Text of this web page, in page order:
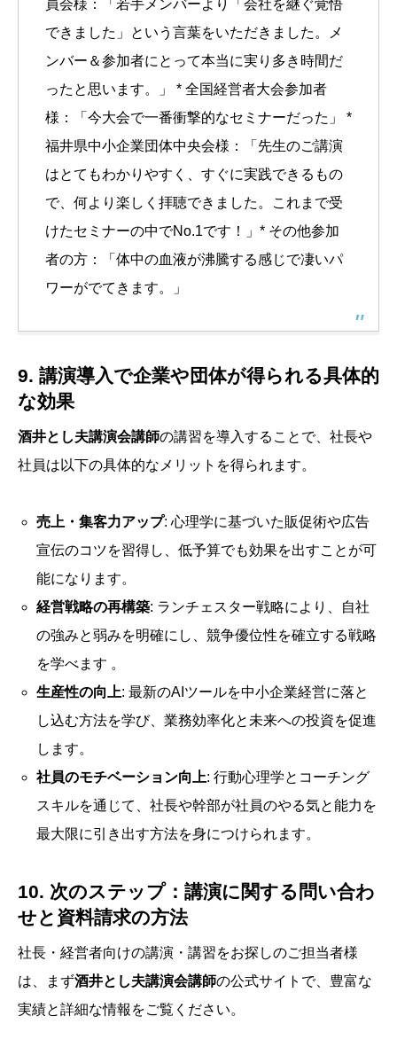
員会様：「若手メンバーより「会社を継ぐ覚悟
できました」という言葉をいただきました。メ
ンバー＆参加者にとって本当に実り多き時間だ
ったと思います。」 * 全国経営者大会参加者
様：「今大会で一番衝撃的なセミナーだった」 *
福井県中小企業団体中央会様：「先生のご講演
はとてもわかりやすく、すぐに実践できるもの
で、何より楽しく拝聴できました。これまで受
けたセミナーの中でNo.1です！」* その他参加
者の方：「体中の血液が沸騰する感じで凄いパ
ワーがでてきます。」
9. 講演導入で企業や団体が得られる具体的
な効果
酒井とし夫講演会講師の講習を導入することで、社長や
社員は以下の具体的なメリットを得られます。
売上・集客力アップ: 心理学に基づいた販促術や広告
宣伝のコツを習得し、低予算でも効果を出すことが可
能になります。
経営戦略の再構築: ランチェスター戦略により、自社
の強みと弱みを明確にし、競争優位性を確立する戦略
を学べます 。
生産性の向上: 最新のAIツールを中小企業経営に落と
し込む方法を学び、業務効率化と未来への投資を促進
します。
社員のモチベーション向上: 行動心理学とコーチング
スキルを通じて、社長や幹部が社員のやる気と能力を
最大限に引き出す方法を身につけられます。
10. 次のステップ：講演に関する問い合わ
せと資料請求の方法
社長・経営者向けの講演・講習をお探しのご担当者様
は、まず酒井とし夫講演会講師の公式サイトで、豊富な
実績と詳細な情報をご覧ください。